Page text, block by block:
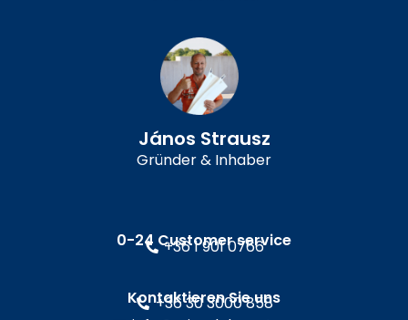
János Strausz
Gründer & Inhaber
0-24 Customer service
+36 1 901 0766
Kontaktieren Sie uns
+36 30 3000 858